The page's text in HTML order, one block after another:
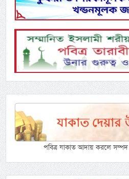
পবিত্র যাকাত আদায় করলে সম্পদ